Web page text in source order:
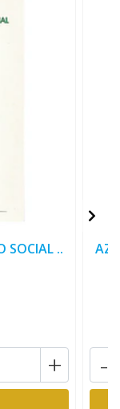
SOCIAL ..
+ -